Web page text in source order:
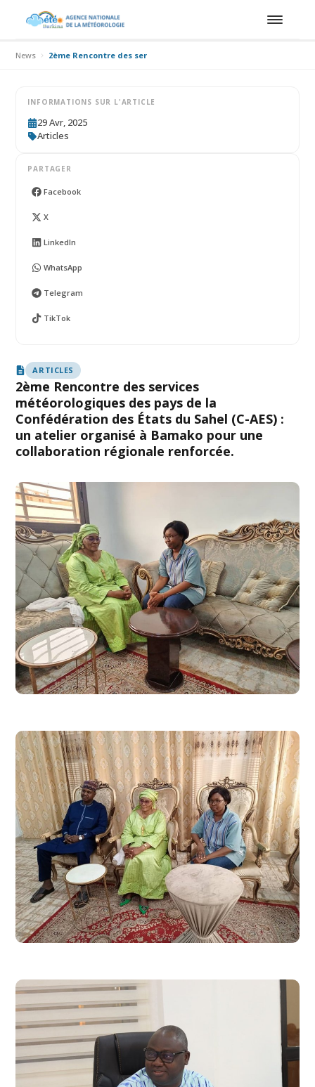
News 2ème Rencontre des services météorologiques des pays de la
ARTICLES
2ème Rencontre des services
météorologiques des pays de la
Confédération des États du Sahel (C-AES) :
un atelier organisé à Bamako pour une
collaboration régionale renforcée.
INFORMATIONS SUR L'ARTICLE
29 Avr, 2025
Articles
PARTAGER
Facebook
X
LinkedIn
WhatsApp
Telegram
TikTok